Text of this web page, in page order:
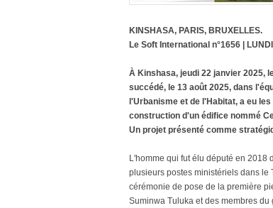
KINSHASA, PARIS, BRUXELLES.
Le Soft International n°1656 |
À Kinshasa, jeudi 22 janvier 2025,
succédé, le 13 août 2025, dans
l'Urbanisme et de l'Habitat, a eu
construction d'un édifice nommé
Un projet présenté comme
L'homme qui fut élu député en 2018
plusieurs postes ministériels dans le
cérémonie de pose de la première
Suminwa Tuluka et des membres